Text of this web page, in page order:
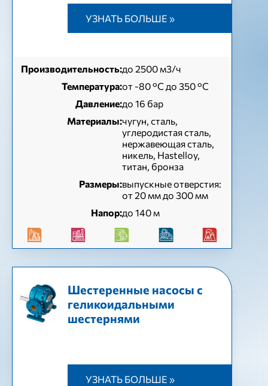
УЗНАТЬ БОЛЬШЕ »
Производительность:до 2500 м3/ч
Температура:от -80 °C до 350 °C
Давление:до 16 бар
Материалы:чугун, сталь,
углеродистая сталь,
нержавеющая сталь,
никель, Hastelloy,
титан, бронза
Размеры:выпускные отверстия:
от 20 мм до 300 мм
Напор:до 140 м
Шестеренные насосы с
геликоидальными
шестернями
УЗНАТЬ БОЛЬШЕ »